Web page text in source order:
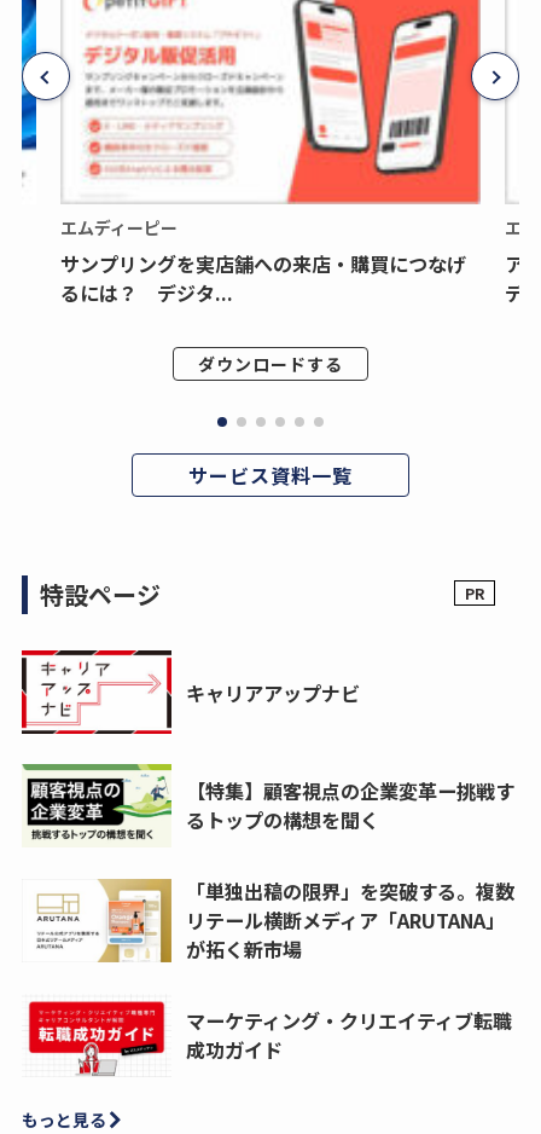
エムディーピー
サンプリングを実店舗への来店・購買につなげ
るには？ デジタ...
ダウンロードする
エ
ア
デ
サービス資料一覧
特設ページ
キャリアアップナビ
【特集】顧客視点の企業変革ー挑戦す
るトップの構想を聞く
「単独出稿の限界」を突破する。複数
リテール横断メディア「ARUTANA」
が拓く新市場
マーケティング・クリエイティブ転職
成功ガイド
もっと見る